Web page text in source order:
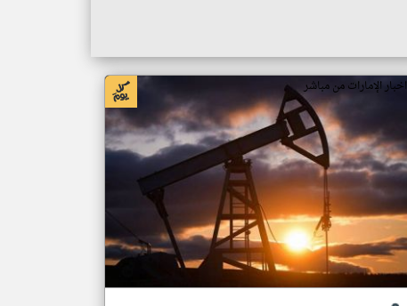
اخبار الإمارات من مباشر